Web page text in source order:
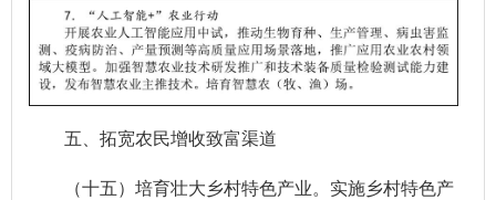
五、拓宽农民增收致富渠道
（十五）培育壮大乡村特色产业。实施乡村特色产